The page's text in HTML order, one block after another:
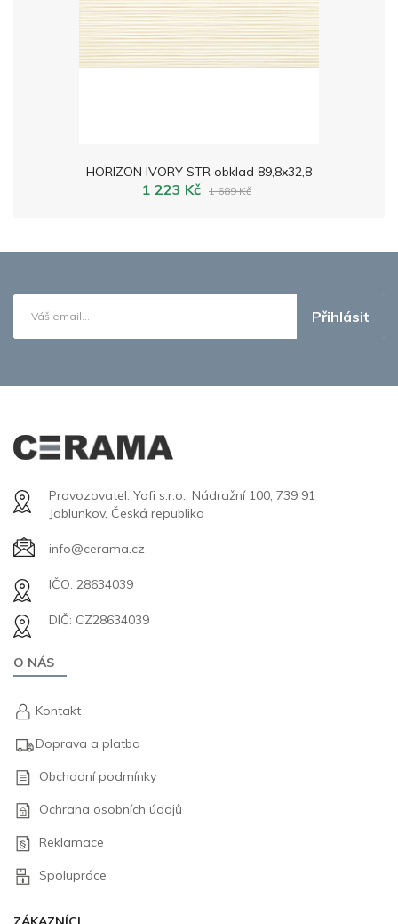
HORIZON IVORY STR obklad 89,8x32,8
1 223 Kč 1 689 Kč
Přihlásit
Provozovatel: Yofi s.r.o., Nádražní 100, 739 91
Jablunkov, Česká republika
info@cerama.cz
IČO: 28634039
DIČ: CZ28634039
O NÁS
Kontakt
Doprava a platba
Obchodní podmínky
Ochrana osobních údajů
Reklamace
Spolupráce